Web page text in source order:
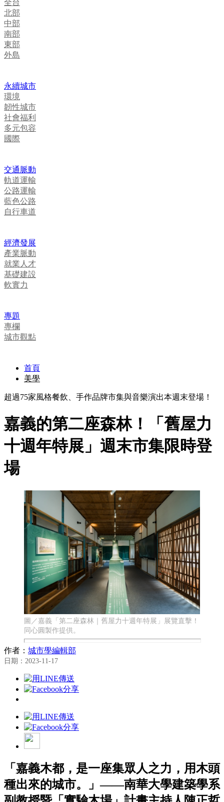
全台
北部
中部
南部
東部
外島
永續城市
環境
韌性城市
社會福利
多元包容
國際
交通脈動
軌道運輸
公路運輸
藍色公路
自行車道
經濟發展
產業脈動
就業人才
基礎建設
軟實力
專題
專欄
城市觀點
首頁
美學
超過75家風格餐飲、手作品牌市集與音樂演出本週末登場！
嘉義的第二座森林！「舊屋力
十週年特展」週末市集限時登
場
圖／嘉義「第二座森林｜舊屋力十週年特展」展覽直擊！
同心圓製作提供。
作者： 城市學編輯部
日期：2023-11-17
「嘉義木都，是一座集眾人之力，用木頭
種出來的城市。」——南華大學建築學系